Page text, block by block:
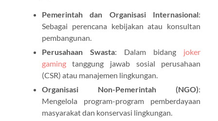
Pemerintah dan Organisasi Internasional:
Sebagai perencana kebijakan atau konsultan
pembangunan.
Perusahaan Swasta: Dalam bidang joker
gamingtanggung jawab sosial perusahaan
(CSR) atau manajemen lingkungan.
Organisasi Non-Pemerintah (NGO):
Mengelola program-program pemberdayaan
masyarakat dan konservasi lingkungan.